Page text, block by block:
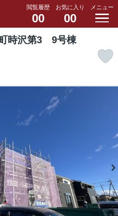
閲覧履歴
00
お気に入り
00
メニュー
時沢第3 9号棟